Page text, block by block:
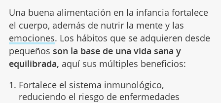
Una buena alimentación en la infancia fortalece
el cuerpo, además de nutrir la mente y las
emociones. Los hábitos que se adquieren desde
pequeños son la base de una vida sana y
equilibrada, aquí sus múltiples beneficios:
Fortalece el sistema inmunológico,
reduciendo el riesgo de enfermedades